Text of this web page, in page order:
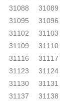
31088
31089
31095
31096
31102
31103
31109
31110
31116
31117
31123
31124
31130
31131
31137
31138